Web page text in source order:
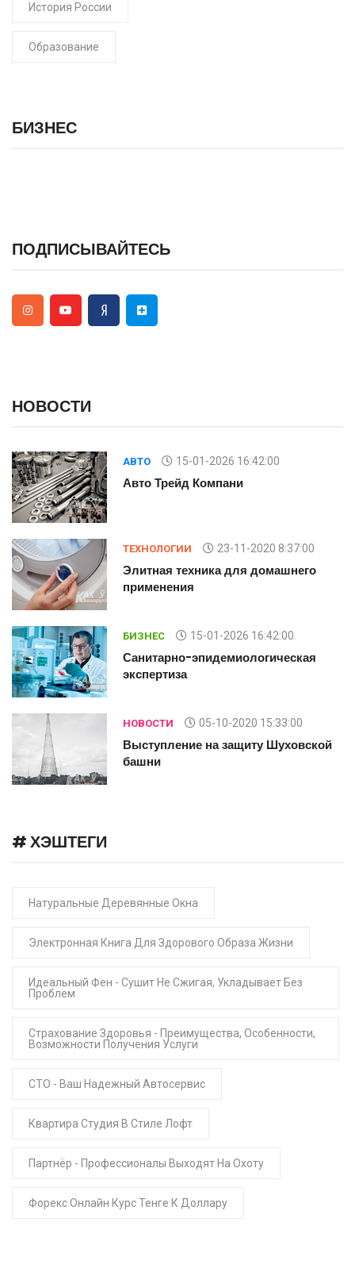
История России
Образование
БИЗНЕС
ПОДПИСЫВАЙТЕСЬ
НОВОСТИ
АВТО 15-01-2026 16:42:00
Авто Трейд Компани
ТЕХНОЛОГИИ 23-11-2020 8:37:00
Элитная техника для домашнего
применения
БИЗНЕС 15-01-2026 16:42:00
Санитарно-эпидемиологическая
экспертиза
НОВОСТИ 05-10-2020 15:33:00
Выступление на защиту Шуховской
башни
# ХЭШТЕГИ
Натуральные Деревянные Окна
Электронная Книга Для Здорового Образа Жизни
Идеальный Фен - Сушит Не Сжигая, Укладывает Без
Проблем
Страхование Здоровья - Преимущества, Особенности,
Возможности Получения Услуги
СТО - Ваш Надежный Автосервис
Квартира Студия В Стиле Лофт
Партнёр - Профессионалы Выходят На Охоту
Форекс Онлайн Курс Тенге К Доллару